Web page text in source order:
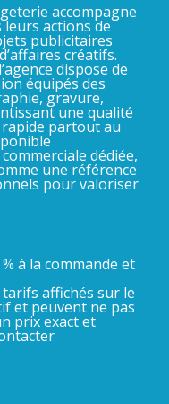
accompagne
actions de
publicitaires
créatifs.
dispose de
équipés des
gravure,
une qualité
partout au
dédiée,
une référence
pour valoriser
% à la commande et
tarifs affichés sur le
et peuvent ne pas
prix exact et